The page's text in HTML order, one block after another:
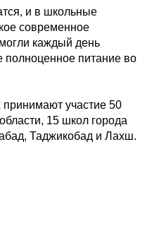
и в школьные
современное
каждый день
полноценное питание во
принимают участие 50
15 школ города
Таджикобад и Лахш.